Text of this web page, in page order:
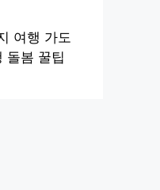
여행 가도
돌봄 꿀팁